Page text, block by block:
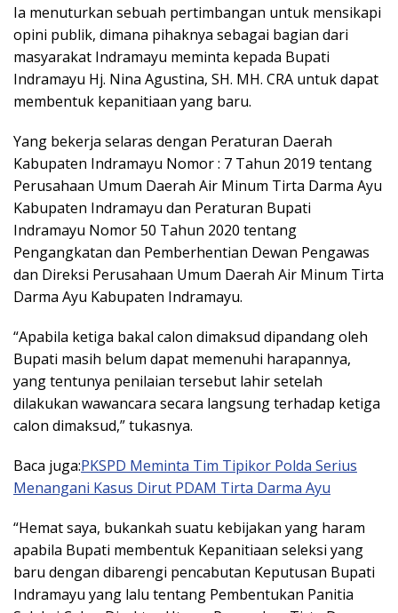
Ia menuturkan sebuah pertimbangan untuk mensikapi
opini publik, dimana pihaknya sebagai bagian dari
masyarakat Indramayu meminta kepada Bupati
Indramayu Hj. Nina Agustina, SH. MH. CRA untuk dapat
membentuk kepanitiaan yang baru.
Yang bekerja selaras dengan Peraturan Daerah
Kabupaten Indramayu Nomor : 7 Tahun 2019 tentang
Perusahaan Umum Daerah Air Minum Tirta Darma Ayu
Kabupaten Indramayu dan Peraturan Bupati
Indramayu Nomor 50 Tahun 2020 tentang
Pengangkatan dan Pemberhentian Dewan Pengawas
dan Direksi Perusahaan Umum Daerah Air Minum Tirta
Darma Ayu Kabupaten Indramayu.
“Apabila ketiga bakal calon dimaksud dipandang oleh
Bupati masih belum dapat memenuhi harapannya,
yang tentunya penilaian tersebut lahir setelah
dilakukan wawancara secara langsung terhadap ketiga
calon dimaksud,” tukasnya.
Baca juga:PKSPD Meminta Tim Tipikor Polda Serius
Menangani Kasus Dirut PDAM Tirta Darma Ayu
“Hemat saya, bukankah suatu kebijakan yang haram
apabila Bupati membentuk Kepanitiaan seleksi yang
baru dengan dibarengi pencabutan Keputusan Bupati
Indramayu yang lalu tentang Pembentukan Panitia